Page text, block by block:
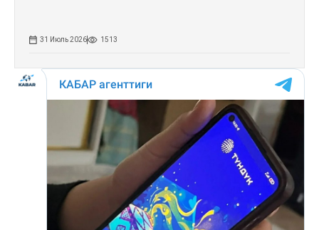
31 Июль 2026 1513